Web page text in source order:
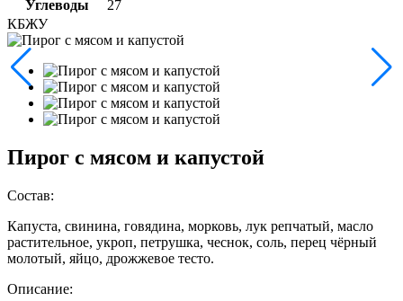
Углеводы
27
КБЖУ
Пирог с мясом и капустой
Состав:
Капуста, свинина, говядина, морковь, лук репчатый, масло
растительное, укроп, петрушка, чеснок, соль, перец чёрный
молотый, яйцо, дрожжевое тесто.
Описание: